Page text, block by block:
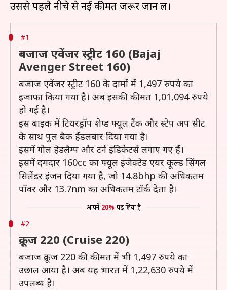
#1
बजाज एवेंजर स्ट्रीट 160 (Bajaj
Avenger Street 160)
बजाज एवेंजर स्ट्रीट 160 के दामों में 1,497 रुपये का
इजाफा किया गया है। अब इसकी कीमत 1,01,094 रुपये
हो गई है।
इस बाइक में टियरड्रॉप शेप्ड फ्यूल टैंक और स्टेप अप सीट
के साथ पुल बैक हैंडलबार दिया गया है।
इसमें गोल हेडलैम्प और टर्न इंडिकेटर्स लगाए गए हैं।
इसमें दमदार 160cc का फ्यूल इंजेक्टेड एयर कूल्ड सिंगल
सिलेंडर इंजन दिया गया है, जो 14.8bhp की अधिकतम
पॉवर और 13.7nm का अधिकतम टॉर्क देता है।
आपने 20% पढ़ लिया है
#2
क्रूज 220 (Cruise 220)
बजाज क्रूज 220 की कीमत में भी 1,497 रुपये का
उछाल आया है। अब यह भारत में 1,22,630 रुपये में
उपलब्ध है।